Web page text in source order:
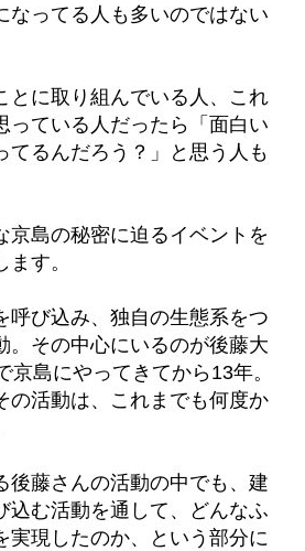
なってる人も多いのではない
とに取り組んでいる人、これ
っている人だったら「面白い
てるんだろう？」と思う人も
京島の秘密に迫るイベントを
す。
呼び込み、独自の生態系をつ
。その中心にいるのが後藤大
京島にやってきてから13年。
の活動は、これまでも何度か
後藤さんの活動の中でも、建
込む活動を通して、どんなふ
実現したのか、という部分に